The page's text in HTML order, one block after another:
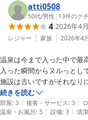
歴史ある建物ではござい
葉を頂戴でき、スタッフ
一方で、廊下のにおいに
い大変申し訳ございませ
に努めてまいります。
露天風呂付き客室に関し
まで仰っていただき、大
温泉やお食事をゆっくり
とりましても喜ばしい限り
atti0508
50代/男性 | 13件のク
4 2026年4
レジャー 家族 2026年4
温泉は今まで入った中で最
入った瞬間からヌルっとし
続きを読む
部屋: 3 | 接客・サービス: 3 |
温泉・お風呂: 5 | 設備: 3 | 清